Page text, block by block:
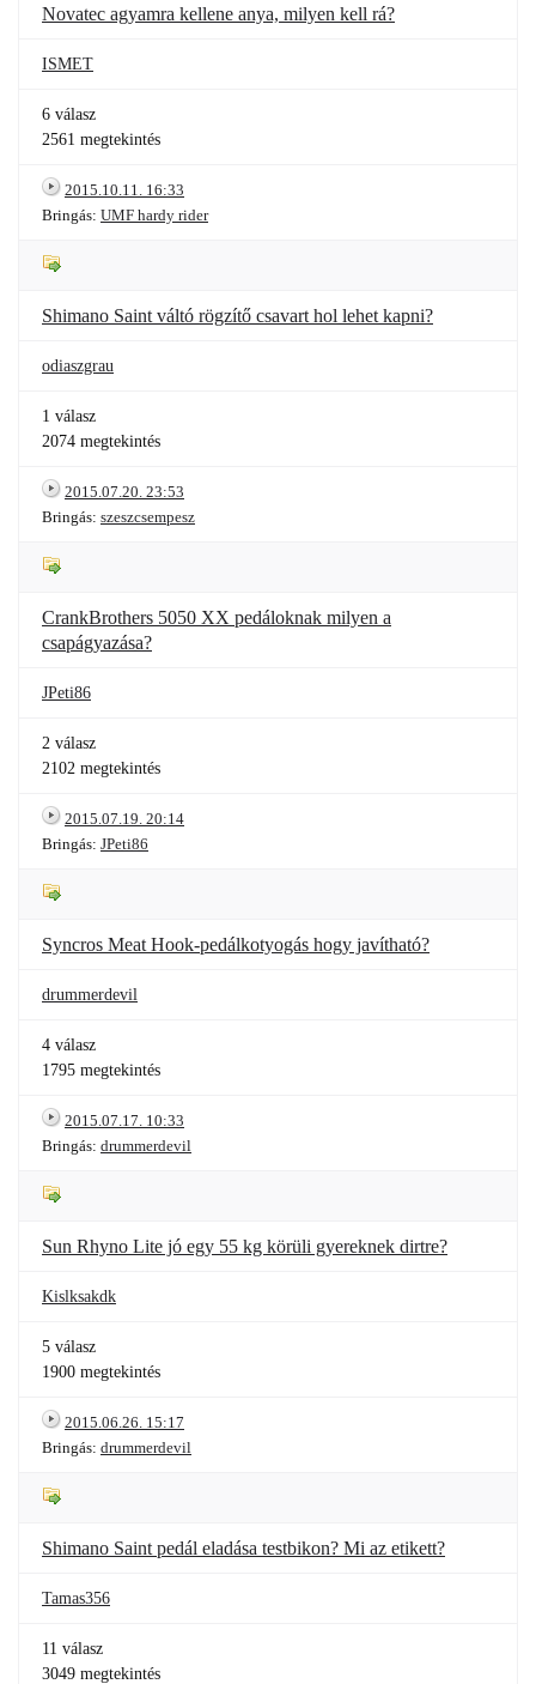
Novatec agyamra kellene anya, milyen kell rá?
ISMET
6 válasz
2561 megtekintés
2015.10.11. 16:33
Bringás: UMF hardy rider
Shimano Saint váltó rögzítő csavart hol lehet kapni?
odiaszgrau
1 válasz
2074 megtekintés
2015.07.20. 23:53
Bringás: szeszcsempesz
CrankBrothers 5050 XX pedáloknak milyen a
csapágyazása?
JPeti86
2 válasz
2102 megtekintés
2015.07.19. 20:14
Bringás: JPeti86
Syncros Meat Hook-pedálkotyogás hogy javítható?
drummerdevil
4 válasz
1795 megtekintés
2015.07.17. 10:33
Bringás: drummerdevil
Sun Rhyno Lite jó egy 55 kg körüli gyereknek dirtre?
Kislksakdk
5 válasz
1900 megtekintés
2015.06.26. 15:17
Bringás: drummerdevil
Shimano Saint pedál eladása testbikon? Mi az etikett?
Tamas356
11 válasz
3049 megtekintés